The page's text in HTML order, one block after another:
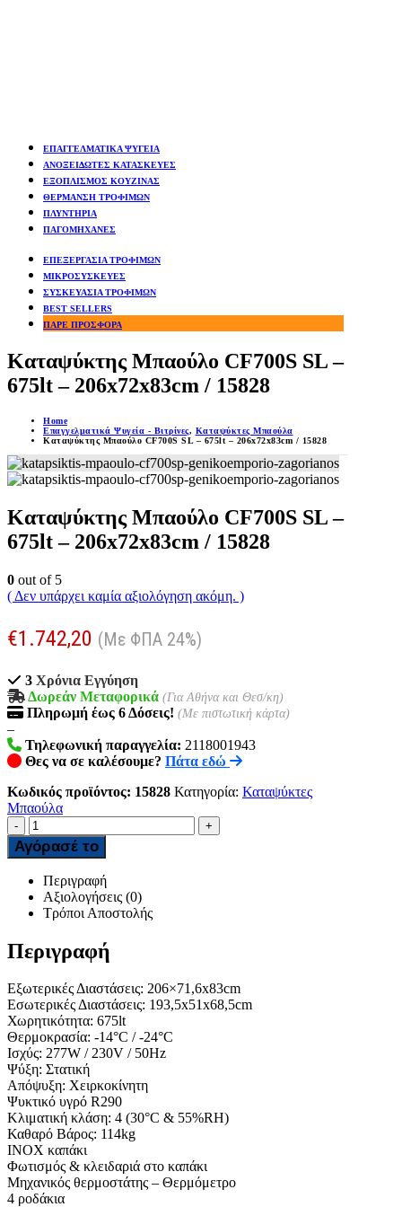
ΕΠΑΓΓΕΛΜΑΤΙΚΑ ΨΥΓΕΙΑ
ΑΝΟΞΕΙΔΩΤΕΣ ΚΑΤΑΣΚΕΥΕΣ
ΕΞΟΠΛΙΣΜΟΣ ΚΟΥΖΙΝΑΣ
ΘΕΡΜΑΝΣΗ ΤΡΟΦΙΜΩΝ
ΠΛΥΝΤΗΡΙΑ
ΠΑΓΟΜΗΧΑΝΕΣ
ΕΠΕΞΕΡΓΑΣΙΑ ΤΡΟΦΙΜΩΝ
ΜΙΚΡΟΣΥΣΚΕΥΕΣ
ΣΥΣΚΕΥΑΣΙΑ ΤΡΟΦΙΜΩΝ
BEST SELLERS
ΠΑΡΕ ΠΡΟΣΦΟΡΑ
Καταψύκτης Μπαούλο CF700S SL –
675lt – 206x72x83cm / 15828
Home
Επαγγελματικά Ψυγεία - Βιτρίνες, Καταψύκτες Μπαούλα
Καταψύκτης Μπαούλο CF700S SL – 675lt – 206x72x83cm / 15828
Καταψύκτης Μπαούλο CF700S SL –
675lt – 206x72x83cm / 15828
0 out of 5
( Δεν υπάρχει καμία αξιολόγηση ακόμη. )
€1.742,20 (Με ΦΠΑ 24%)
3 Χρόνια Εγγύηση
Δωρεάν Μεταφορικά (Για Αθήνα και Θεσ/κη)
Πληρωμή έως 6Δόσεις! (Με πιστωτική κάρτα)
–
Τηλεφωνική παραγγελία: 2118001943
Θες να σε καλέσουμε? Πάτα εδώ
Κωδικός προϊόντος: 15828 Κατηγορία: Καταψύκτες
Μπαούλα
- +
Αγόρασέ το
Περιγραφή
Αξιολογήσεις (0)
Τρόποι Αποστολής
Περιγραφή
Εξωτερικές Διαστάσεις: 206×71,6x83cm
Εσωτερικές Διαστάσεις: 193,5x51x68,5cm
Χωρητικότητα: 675lt
Θερμοκρασία: -14°C / -24°C
Ισχύς: 277W / 230V / 50Hz
Ψύξη: Στατική
Απόψυξη: Χειρκοκίνητη
Ψυκτικό υγρό R290
Κλιματική κλάση: 4 (30°C & 55%RH)
Καθαρό Βάρος: 114kg
ΙNOX καπάκι
Φωτισμός & κλειδαριά στο καπάκι
Μηχανικός θερμοστάτης – Θερμόμετρο
4 ροδάκια